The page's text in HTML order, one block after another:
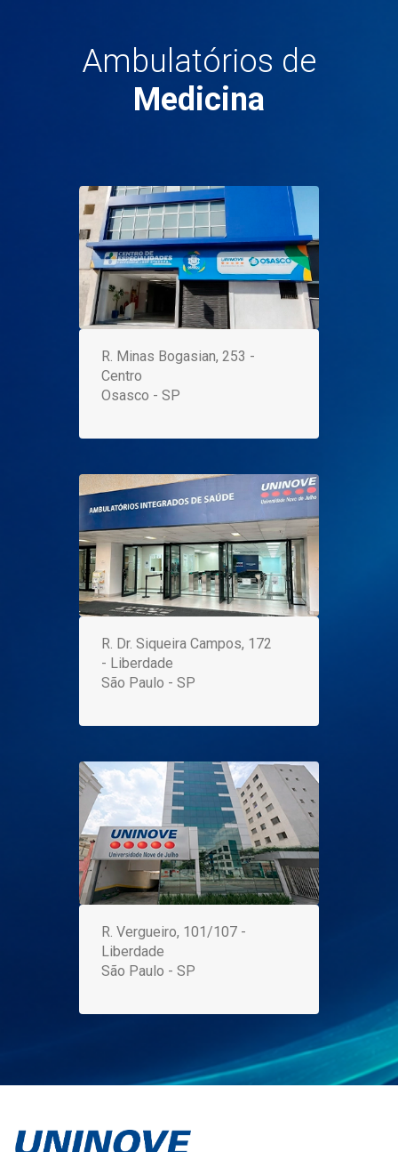
Ambulatórios de
Medicina
R. Minas Bogasian, 253 -
Centro
Osasco - SP
R. Dr. Siqueira Campos, 172
- Liberdade
São Paulo - SP
R. Vergueiro, 101/107 -
Liberdade
São Paulo - SP